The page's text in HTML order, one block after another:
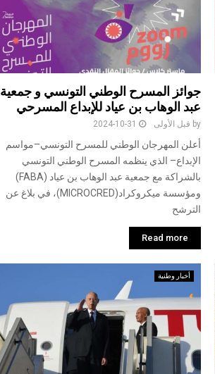
جوائز المسرح الوطني التونسي و جمعية
عبد الوهاب بن عياد للإبداع المسرحي
by قبل الأولى 2024-10-31
أعلن المهرجان الوطني للمسرح التونسي–مواسم
الإبداع– الذي ينظمه المسرح الوطني التونسي
بالشراكة مع جمعية عبد الوهاب بن عياد (FABA)
ومؤسسة ميكروكراد(MICROCRED)، في بلاغ عن
الترشح
Read more
أخبار وطنية